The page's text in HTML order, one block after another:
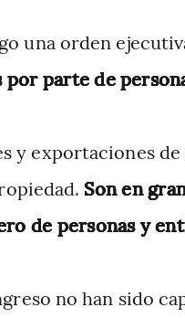
una orden
parte de
y exportaciones de
Son en
de personas y
no han sido